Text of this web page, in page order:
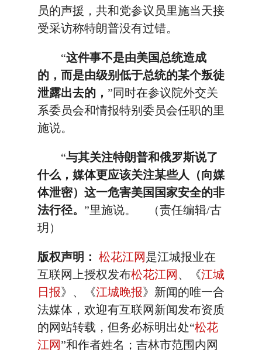
员的声援，共和党参议员里施当天接
受采访称特朗普没有过错。
“这件事不是由美国总统造成
的，而是由级别低于总统的某个叛徒
泄露出去的， ”同时在参议院外交关
系委员会和情报特别委员会任职的里
施说。
“与其关注特朗普和俄罗斯说了
什么，媒体更应该关注某些人（向媒
体泄密）这一危害美国国家安全的非
法行径。 ”里施说。 （责任编辑/古
玥）
版权声明： 松花江网是江城报业在
互联网上授权发布松花江网 、《江城
日报》、《江城晚报》新闻的唯一合
法媒体，欢迎有互联网新闻发布资质
的网站转载，但务必标明出处“松花
江网”和作者姓名；吉林市范围内网